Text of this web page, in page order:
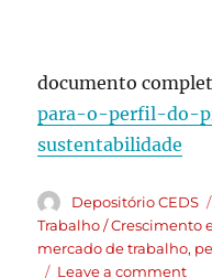
documento
para-o-perfil-do-
sustentabilidade
Depositório CEDS
Trabalho / Crescimento
mercado de trabalho,
Leave a comment